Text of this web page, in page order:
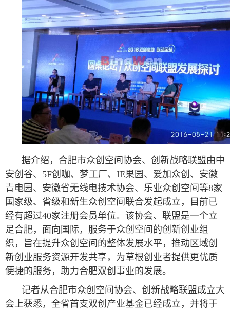
据介绍，合肥市众创空间协会、创新战略联盟由中
安创谷、5F创咖、梦工厂、IE果园、爱加众创、安徽
青电园、安徽省无线电技术协会、乐业众创空间等8家
国家级、省级和新生众创空间联合发起成立，目前已
经有超过40家注册会员单位。该协会、联盟是一个立
足合肥，面向国际，服务于众创空间的创新创业组
织，旨在提升众创空间的整体发展水平，推动区域创
新创业服务资源开发共享，为草根创业者提供更优质
便捷的服务，助力合肥双创事业的发展。
记者从合肥市众创空间协会、创新战略联盟成立大
会上获悉，全省首支双创产业基金已经成立，并将于